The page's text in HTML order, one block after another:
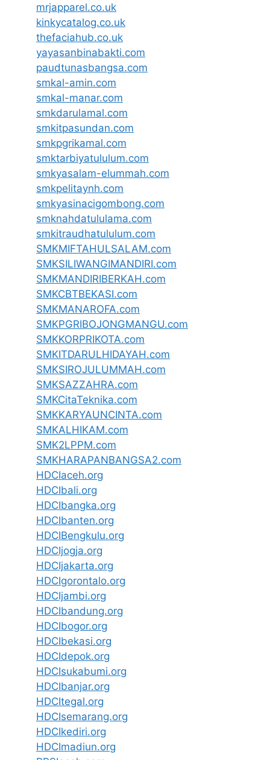
mrjapparel.co.uk
kinkycatalog.co.uk
thefaciahub.co.uk
yayasanbinabakti.com
paudtunasbangsa.com
smkal-amin.com
smkal-manar.com
smkdarulamal.com
smkitpasundan.com
smkpgrikamal.com
smktarbiyatululum.com
smkyasalam-elummah.com
smkpelitaynh.com
smkyasinacigombong.com
smknahdatululama.com
smkitraudhatululum.com
SMKMIFTAHULSALAM.com
SMKSILIWANGIMANDIRI.com
SMKMANDIRIBERKAH.com
SMKCBTBEKASI.com
SMKMANAROFA.com
SMKPGRIBOJONGMANGU.com
SMKKORPRIKOTA.com
SMKITDARULHIDAYAH.com
SMKSIROJULUMMAH.com
SMKSAZZAHRA.com
SMKCitaTeknika.com
SMKKARYAUNCINTA.com
SMKALHIKAM.com
SMK2LPPM.com
SMKHARAPANBANGSA2.com
HDCIaceh.org
HDCIbali.org
HDCIbangka.org
HDCIbanten.org
HDCIBengkulu.org
HDCIjogja.org
HDCIjakarta.org
HDCIgorontalo.org
HDCIjambi.org
HDCIbandung.org
HDCIbogor.org
HDCIbekasi.org
HDCIdepok.org
HDCIsukabumi.org
HDCIbanjar.org
HDCItegal.org
HDCIsemarang.org
HDCIkediri.org
HDCImadiun.org